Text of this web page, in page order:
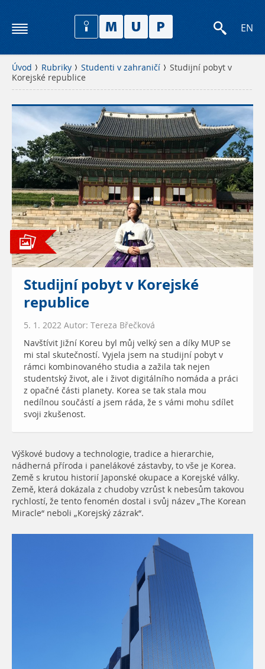
EN
Úvod Rubriky Studenti v zahraničí
Studijní pobyt v
Korejské republice
Studijní pobyt v Korejské
republice
5. 1. 2022 Autor: Tereza Břečková
Navštívit Jižní Koreu byl můj velký sen a díky MUP se
mi stal skutečností. Vyjela jsem na studijní pobyt v
rámci kombinovaného studia a zažila tak nejen
studentský život, ale i život digitálního nomáda a práci
z opačné části planety. Korea se tak stala mou
nedílnou součástí a jsem ráda, že s vámi mohu sdílet
svoji zkušenost.
Výškové budovy a technologie, tradice a hierarchie,
nádherná příroda i panelákové zástavby, to vše je Korea.
Země s krutou historií Japonské okupace a Korejské války.
Země, která dokázala z chudoby vzrůst k nebesům takovou
rychlostí, že tento fenomén dostal i svůj název „The Korean
Miracle“ neboli „Korejský zázrak“.